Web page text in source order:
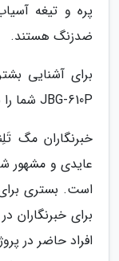
ضدزنگ هستند.
JBG-610P شما را به تماشای ویدیوی بالا دعوت می کنیم.
خبرنگاران مگ
عایدی و مشهور
است. بستری برای
برای خبرنگاران
افراد حاضر در